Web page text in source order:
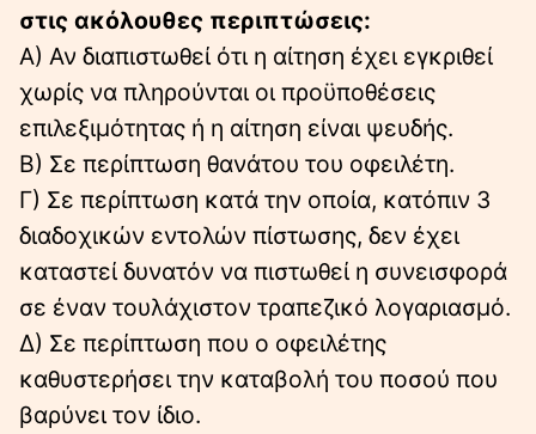
στις ακόλουθες περιπτώσεις:
Α) Αν διαπιστωθεί ότι η αίτηση έχει εγκριθεί
χωρίς να πληρούνται οι προϋποθέσεις
επιλεξιμότητας ή η αίτηση είναι ψευδής.
Β) Σε περίπτωση θανάτου του οφειλέτη.
Γ) Σε περίπτωση κατά την οποία, κατόπιν 3
διαδοχικών εντολών πίστωσης, δεν έχει
καταστεί δυνατόν να πιστωθεί η συνεισφορά
σε έναν τουλάχιστον τραπεζικό λογαριασμό.
Δ) Σε περίπτωση που ο οφειλέτης
καθυστερήσει την καταβολή του ποσού που
βαρύνει τον ίδιο.